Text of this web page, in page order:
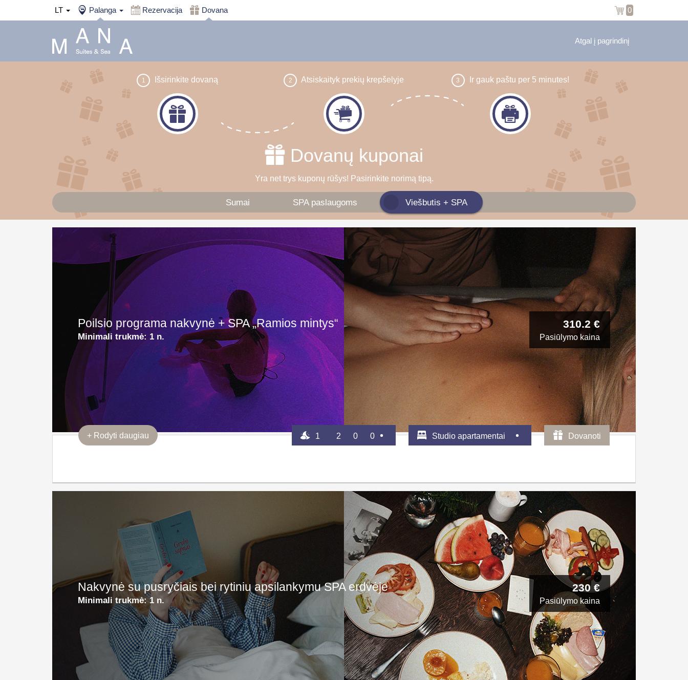
LT Palanga Rezervacija Dovana 0
Atgal į pagrindinį
1 Išsirinkite dovaną 2 Atsiskaityk prekių krepšelyje 3 Ir gauk paštu per 5 minutes!
Dovanų kuponai
Yra net trys kuponų rūšys! Pasirinkite norimą tipą.
Sumai SPA paslaugoms Viešbutis + SPA
Poilsio programa nakvynė + SPA „Ramios mintys“
Minimali trukmė: 1 n.
310.2 €
Pasiūlymo kaina
+ Rodyti daugiau Dovanoti
Studio apartamentai
1 2 0 0
Nakvynė su pusryčiais bei rytiniu apsilankymu SPA erdvėje
Minimali trukmė: 1 n.
230 €
Pasiūlymo kaina